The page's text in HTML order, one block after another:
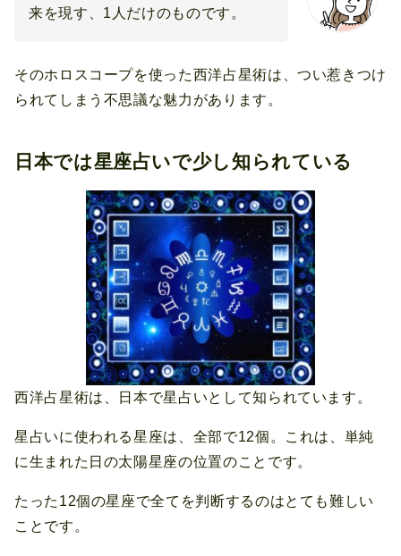
来を現す、1人だけのものです。
そのホロスコープを使った西洋占星術は、つい惹きつけ
られてしまう不思議な魅力があります。
日本では星座占いで少し知られている
西洋占星術は、日本で星占いとして知られています。
星占いに使われる星座は、全部で12個。これは、単純
に生まれた日の太陽星座の位置のことです。
たった12個の星座で全てを判断するのはとても難しい
ことです。